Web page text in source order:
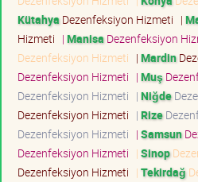
Kütahya Dezenfeksiyon Hizmeti |
Hizmeti | Manisa Dezenfeksiyon
Dezenfeksiyon Hizmeti | Mardin
Dezenfeksiyon Hizmeti | Muş
Dezenfeksiyon Hizmeti | Niğde
Dezenfeksiyon Hizmeti | Rize
Dezenfeksiyon Hizmeti | Samsun
Dezenfeksiyon Hizmeti | Sinop
Dezenfeksiyon Hizmeti | Tekirdağ